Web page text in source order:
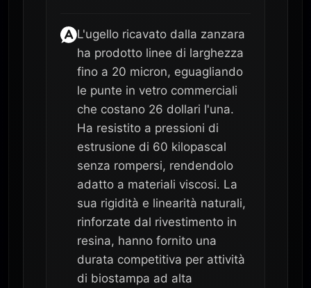
L'ugello ricavato dalla zanzara
ha prodotto linee di larghezza
fino a 20 micron, eguagliando
le punte in vetro commerciali
che costano 26 dollari l'una.
Ha resistito a pressioni di
estrusione di 60 kilopascal
senza rompersi, rendendolo
adatto a materiali viscosi. La
sua rigidità e linearità naturali,
rinforzate dal rivestimento in
resina, hanno fornito una
durata competitiva per attività
di biostampa ad alta